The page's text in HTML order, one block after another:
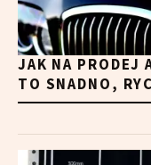
JAK NA PRODEJ
TO SNADNO,